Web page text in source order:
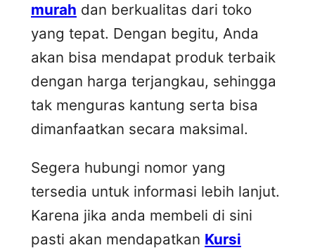
murah dan berkualitas dari toko
yang tepat. Dengan begitu, Anda
akan bisa mendapat produk terbaik
dengan harga terjangkau, sehingga
tak menguras kantung serta bisa
dimanfaatkan secara maksimal.
Segera hubungi nomor yang
tersedia untuk informasi lebih lanjut.
Karena jika anda membeli di sini
pasti akan mendapatkan Kursi